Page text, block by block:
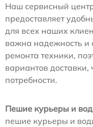
Наш сервисный
предоставляет
для всех наших
важна надежность и
ремонта техники,
вариантов
потребности.
Пешие курьеры и
пешие курьеры и